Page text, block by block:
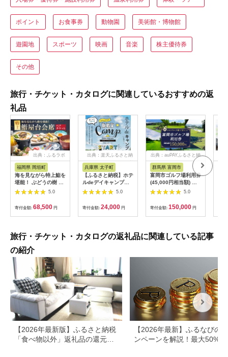
ポイント お食事券 動物園 美術館・博物館
遊園地 スポーツ 映画 音楽 株主優待券
その他
旅行・チケット・カタログに関連しているおすすめの返
礼品
出典：ふるラボ
福岡県 岡垣町
海を見ながら特上鮨を
堪能！ ぶどうの樹 鮨
屋台ペア お食事券 海
鮮 海 屋台 食事 ペア
福岡県 岡垣町
5.0
寄付金額: 68,500 円
出典：楽天ふるさと納
税
兵庫県 太子町
【ふるさと納税】ホテ
ルdeデイキャンプ体
験チケット
【1364991】
5.0
寄付金額: 24,000 円
出典：auPAYふるさと納
群馬県 富岡市
富岡市ゴルフ場利用券
(45,000円相当額) ゴ
ルフ チケット 平日 土
日 祝日 プレー券 関東
群馬県 首都圏 F20E-
382
5.0
寄付金額: 150,000 円
旅行・チケット・カタログの返礼品に関連している記事
の紹介
【2026年最新版】ふるさと納税
「食べ物以外」返礼品の還元率
【2026年最新】ふるなびの
ンペーンを解説！最大50%還